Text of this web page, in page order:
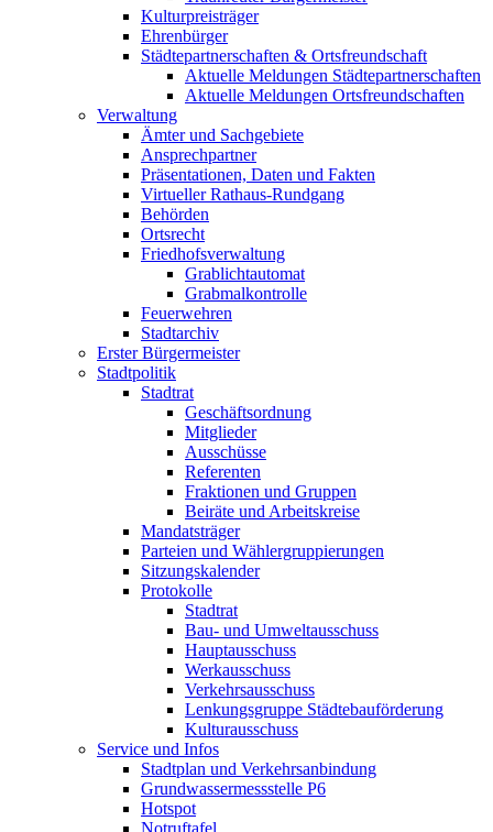
Kulturpreisträger
Ehrenbürger
Städtepartnerschaften & Ortsfreundschaft
Aktuelle Meldungen Städtepartnerschaften
Aktuelle Meldungen Ortsfreundschaften
Verwaltung
Ämter und Sachgebiete
Ansprechpartner
Präsentationen, Daten und Fakten
Virtueller Rathaus-Rundgang
Behörden
Ortsrecht
Friedhofsverwaltung
Grablichtautomat
Grabmalkontrolle
Feuerwehren
Stadtarchiv
Erster Bürgermeister
Stadtpolitik
Stadtrat
Geschäftsordnung
Mitglieder
Ausschüsse
Referenten
Fraktionen und Gruppen
Beiräte und Arbeitskreise
Mandatsträger
Parteien und Wählergruppierungen
Sitzungskalender
Protokolle
Stadtrat
Bau- und Umweltausschuss
Hauptausschuss
Werkausschuss
Verkehrsausschuss
Lenkungsgruppe Städtebauförderung
Kulturausschuss
Service und Infos
Stadtplan und Verkehrsanbindung
Grundwassermessstelle P6
Hotspot
Notruftafel